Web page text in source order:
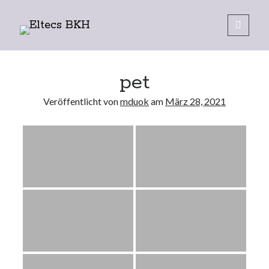
Eltecs
open
primary
Sidebar
pet
Veröffentlicht vonmduok am März 28, 2021